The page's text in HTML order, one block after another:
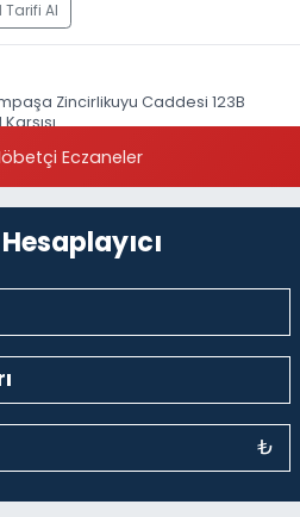
Tarifi Al
Zincirlikuyu Caddesi 123B
Tarifi AlEczaneler
₺